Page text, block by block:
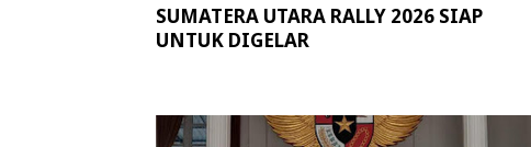
SUMATERA UTARA RALLY 2026 SIAP
UNTUK DIGELAR